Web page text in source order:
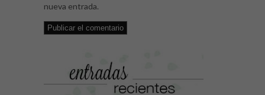
nueva entrada.